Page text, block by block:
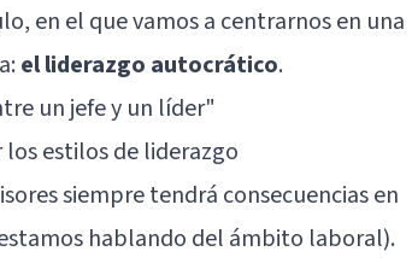
en el que vamos a centrarnos en una
el liderazgo autocrático.
un jefe y un líder"
estilos de liderazgo
siempre tendrá consecuencias en
hablando del ámbito laboral).